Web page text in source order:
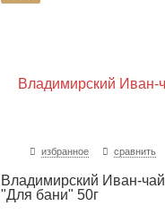
избранное сравнить
Владимирский Иван-чай
"Для бани" 50г